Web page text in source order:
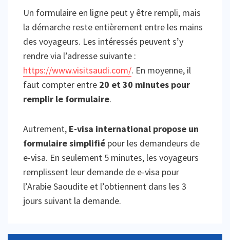
Un formulaire en ligne peut y être rempli, mais
la démarche reste entièrement entre les mains
des voyageurs. Les intéressés peuvent s’y
rendre via l’adresse suivante :
https://www.visitsaudi.com/. En moyenne, il
faut compter entre 20 et 30 minutes pour
remplir le formulaire.
Autrement, E-visa international propose un
formulaire simplifié pour les demandeurs de
e-visa. En seulement 5 minutes, les voyageurs
remplissent leur demande de e-visa pour
l’Arabie Saoudite et l’obtiennent dans les 3
jours suivant la demande.